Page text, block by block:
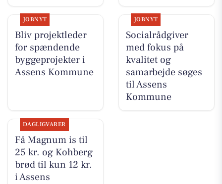
JOBNYT
Bliv projektleder
for spændende
byggeprojekter i
Assens Kommune
JOBNYT
Socialrådgiver
med fokus på
kvalitet og
samarbejde søges
til Assens
Kommune
DAGLIGVARER
Få Magnum is til
25 kr. og Kohberg
brød til kun 12 kr.
i Assens